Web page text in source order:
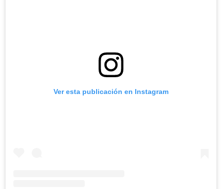
Ver esta publicación en Instagram